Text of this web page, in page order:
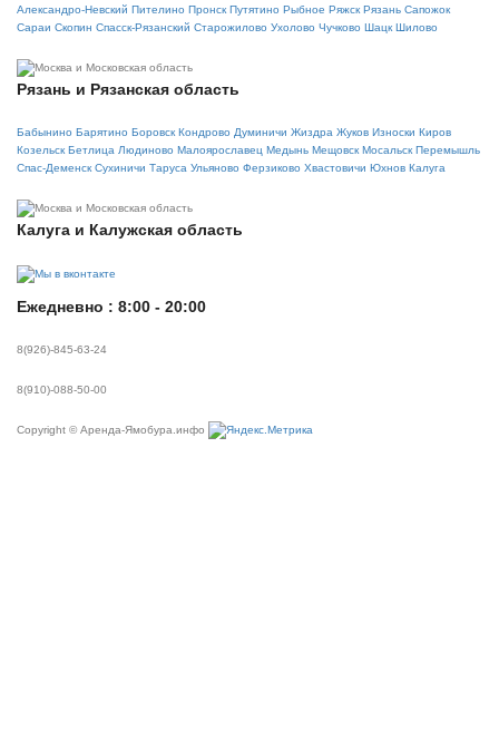
Александро-Невский Пителино Пронск Путятино Рыбное Ряжск Рязань Сапожок
Сараи Скопин Спасск-Рязанский Старожилово Ухолово Чучково Шацк Шилово
Рязань и Рязанская область
Бабынино Барятино Боровск Кондрово Думиничи Жиздра Жуков Износки Киров
Козельск Бетлица Людиново Малоярославец Медынь Мещовск Мосальск Перемышль
Спас-Деменск Сухиничи Таруса Ульяново Ферзиково Хвастовичи Юхнов Калуга
Калуга и Калужская область
Ежедневно : 8:00 - 20:00
8(926)-845-63-24
8(910)-088-50-00
Copyright © Аренда-Ямобура.инфо